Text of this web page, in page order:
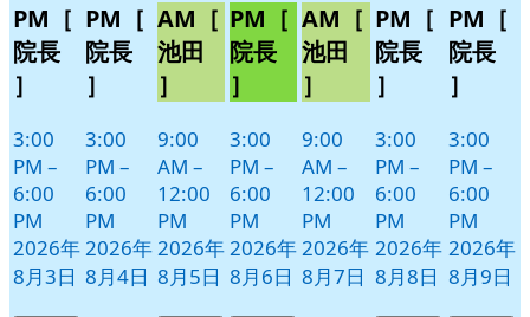
PM［
院長
］
3:00
PM –
6:00
PM
2026年
8月3日
PM［
院長
］
3:00
PM –
6:00
PM
2026年
8月4日
AM［
池田
］
9:00
AM –
12:00
PM
2026年
8月5日
PM［
院長
］
3:00
PM –
6:00
PM
2026年
8月6日
AM［
池田
］
9:00
AM –
12:00
PM
2026年
8月7日
PM［
院長
］
3:00
PM –
6:00
PM
2026年
8月8日
PM［
院長
］
3:00
PM –
6:00
PM
2026年
8月9日